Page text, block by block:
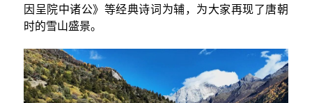
因呈院中诸公》等经典诗词为辅，为大家再现了唐朝
时的雪山盛景。